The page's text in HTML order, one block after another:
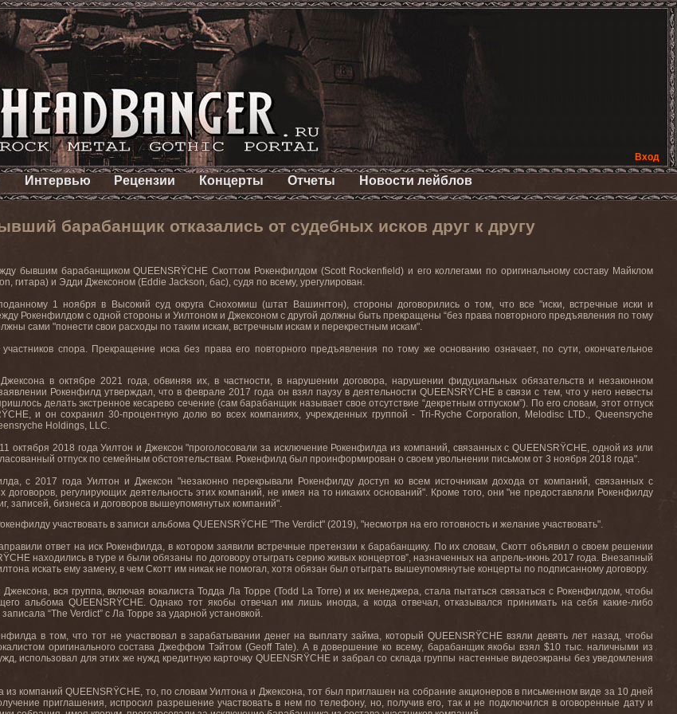
Вход
Интервью Рецензии Концерты Отчеты Новости лейблов
барабанщик отказались от судебных исков друг к другу
бывшим барабанщиком QUEENSRŸCHE Скоттом Рокенфилдом (Scott Rockenfield) и его коллегами по оригинальному составу Майклом
гитара) и Эдди Джексоном (Eddie Jackson, бас), судя по всему, урегулирован.
1 ноября в Высокий суд округа Снохомиш (штат Вашингтон), стороны договорились о том, что все "иски, встречные иски и
Рокенфилдом с одной стороны и Уилтоном и Джексоном с другой должны быть прекращены “без права повторного предъявления по тому
сами "понести свои расходы по таким искам, встречным искам и перекрестным искам".
спора. Прекращение иска без права его повторного предъявления по тому же основанию означает, по сути, окончательное
в октябре 2021 года, обвиняя их, в частности, в нарушении договора, нарушении фидуциальных обязательств и незаконном
Рокенфилд утверждал, что в феврале 2017 года он взял паузу в деятельности QUEENSRŸCHE в связи с тем, что у него невесты
делать экстренное кесарево сечение (сам барабанщик называет свое отсутствие “декретным отпуском”). По его словам, этот отпуск
и он сохранил 30-процентную долю во всех компаниях, учрежденных группой - Tri-Ryche Corporation, Melodisc LTD., Queensryche
Holdings, LLC.
октября 2018 года Уилтон и Джексон "проголосовали за исключение Рокенфилда из компаний, связанных с QUEENSRŸCHE, одной из или
отпуск по семейным обстоятельствам. Рокенфилд был проинформирован о своем увольнении письмом от 3 ноября 2018 года".
с 2017 года Уилтон и Джексон "незаконно перекрывали Рокенфилду доступ ко всем источникам дохода от компаний, связанных с
регулирующих деятельность этих компаний, не имея на то никаких оснований". Кроме того, они "не предоставляли Рокенфилду
записей, бизнеса и договоров вышеупомянутых компаний".
участвовать в записи альбома QUEENSRŸCHE "The Verdict" (2019), "несмотря на его готовность и желание участвовать".
ответ на иск Рокенфилда, в котором заявили встречные претензии к барабанщику. По их словам, Скотт объявил о своем решении
находились в туре и были обязаны по договору отыграть серию живых концертов”, назначенных на апрель-июнь 2017 года. Внезапный
искать ему замену, в чем Скотт им никак не помогал, хотя обязан был отыграть вышеупомянутые концерты по подписанному договору.
вся группа, включая вокалиста Тодда Ла Торре (Todd La Torre) и их менеджера, стала пытаться связаться с Рокенфилдом, чтобы
альбома QUEENSRŸCHE. Однако тот якобы отвечал им лишь иногда, а когда отвечал, отказывался принимать на себя какие-либо
“The Verdict” с Ла Торре за ударной установкой.
в том, что тот не участвовал в зарабатывании денег на выплату займа, который QUEENSRŸCHE взяли девять лет назад, чтобы
оригинального состава Джеффом Тэйтом (Geoff Tate). А в довершение ко всему, барабанщик якобы взял $10 тыс. наличными из
использовал для этих же нужд кредитную карточку QUEENSRŸCHE и забрал со склада группы настенные видеоэкраны без уведомления
из компаний QUEENSRŸCHE, то, по словам Уилтона и Джексона, тот был приглашен на собрание акционеров в письменном виде за 10 дней
приглашения, испросил разрешение участвовать в нем по телефону, но, получив его, так и не подключился в оговоренные дату и